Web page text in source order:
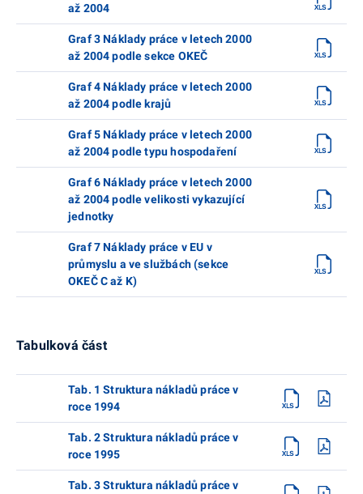
až 2004
Graf 3 Náklady práce v letech 2000
až 2004 podle sekce OKEČ
Graf 4 Náklady práce v letech 2000
až 2004 podle krajů
Graf 5 Náklady práce v letech 2000
až 2004 podle typu hospodaření
Graf 6 Náklady práce v letech 2000
až 2004 podle velikosti vykazující
jednotky
Graf 7 Náklady práce v EU v
průmyslu a ve službách (sekce
OKEČ C až K)
Tabulková část
Tab. 1 Struktura nákladů práce v
roce 1994
Tab. 2 Struktura nákladů práce v
roce 1995
Tab. 3 Struktura nákladů práce v